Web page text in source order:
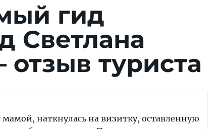
гид
Светлана
туриста
наткнулась на визитку, оставленную